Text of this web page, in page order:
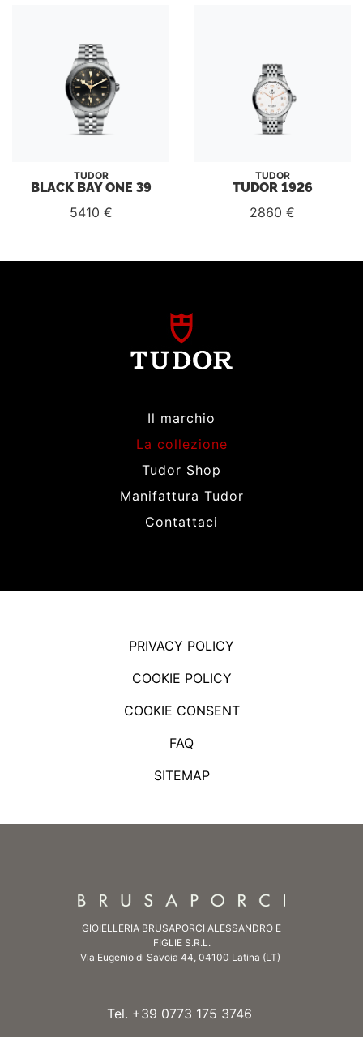
TUDOR
BLACK BAY ONE 39
5410 €
TUDOR
TUDOR 1926
2860 €
Il marchio
La collezione
Tudor Shop
Manifattura Tudor
Contattaci
PRIVACY POLICY
COOKIE POLICY
COOKIE CONSENT
FAQ
SITEMAP
GIOIELLERIA BRUSAPORCI ALESSANDRO E
FIGLIE S.R.L.
Via Eugenio di Savoia 44, 04100 Latina (LT)
Tel. +39 0773 175 3746